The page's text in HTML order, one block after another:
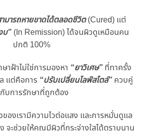
มารถหายขาดได้ตลอดชีวิต (Cured) แต่
บ” (In Remission) ได้จนผิวดูเหมือนคน
ปกติ 100%
าฝ้าไม่ใช่การมองหา “ยาวิเศษ”ที่ทาครั้ง
แต่คือการ “ปรับเปลี่ยนไลฟ์สไตล์” ควบคู่
บการรักษาที่ถูกต้อง
ของเรามีความไวต่อแสง และการหมั่นดูแล
จะช่วยให้คุณมีผิวที่กระจ่างใสได้ตราบนาน